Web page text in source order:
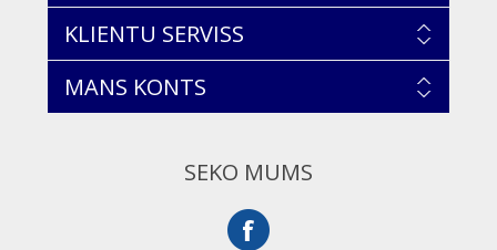
KLIENTU SERVISS
MANS KONTS
SEKO MUMS